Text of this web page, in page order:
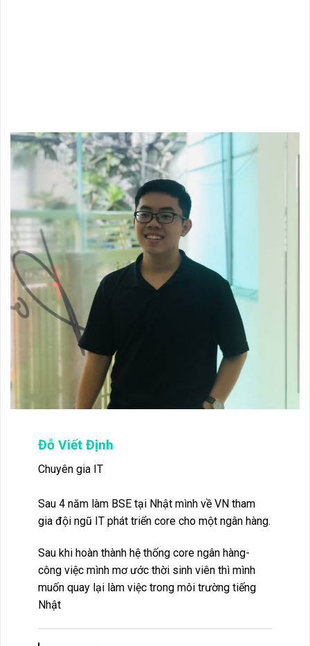
Đỗ Viết Định
Chuyên gia IT
Sau 4 năm làm BSE tại Nhật mình về VN tham
gia đội ngũ IT phát triển core cho một ngân hàng.
Sau khi hoàn thành hệ thống core ngân hàng-
công việc mình mơ ước thời sinh viên thì mình
muốn quay lại làm việc trong môi trường tiếng
Nhật